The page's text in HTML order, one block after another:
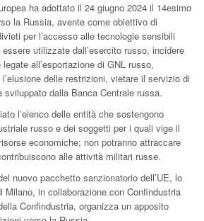
ha adottato il 24 giugno 2024 il 14esimo
la Russia, avente come obiettivo di
per l’accesso alle tecnologie sensibili
utilizzate dall’esercito russo, incidere
all’esportazione di GNL russo,
delle restrizioni, vietare il servizio di
dalla Banca Centrale russa.
l’elenco delle entità che sostengono
russo e dei soggetti per i quali vige il
economiche; non potranno attraccare
alle attività militari russe.
nuovo pacchetto sanzionatorio dell’UE, lo
Milano, in collaborazione con Confindustria
Confindustria, organizza un apposito